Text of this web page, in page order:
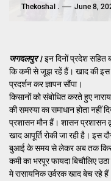
Thekoshal . June 8,
जगदलपुर।इन दिनों प्रदेश सहित
कि कमी से जूझ रहें हैं। खाद की इस
प्रदर्शन कर ज्ञापन सौंपा।
किसानों को संबोधित करते हुए
की समस्या का समाधान होता नहीं
प्रशासन मौन हैं। शासन प्रशासन
खाद आपूर्ति रोकी जा रही है। इस
बुआई के समय से लेकर अब तक
कमी का भरपूर फायदा बिचौलिए
मे रासायनिक उर्वरक खाद बेच